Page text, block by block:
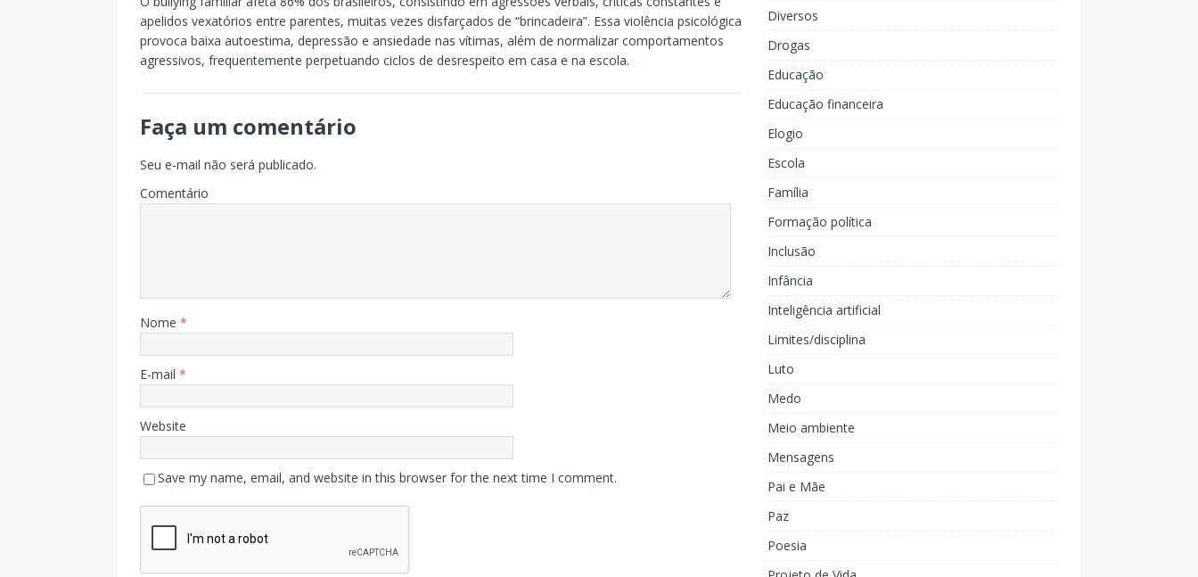
apelidos vexatórios entre parentes, muitas vezes disfarçados de “brincadeira”. Essa violência psicológica
provoca baixa autoestima, depressão e ansiedade nas vítimas, além de normalizar comportamentos
agressivos, frequentemente perpetuando ciclos de desrespeito em casa e na escola.
Faça um comentário
Seu e-mail não será publicado.
Comentário
Nome *
E-mail *
Website
Save my name, email, and website in this browser for the next time I comment.
Diversos
Drogas
Educação
Educação financeira
Elogio
Escola
Família
Formação política
Inclusão
Infância
Inteligência artificial
Limites/disciplina
Luto
Medo
Meio ambiente
Mensagens
Pai e Mãe
Paz
Poesia